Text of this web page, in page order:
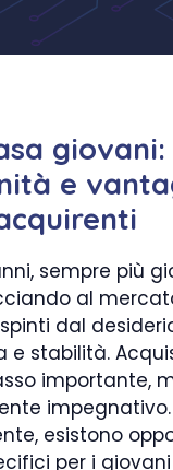
giovani:
e
sempre più
al
dal
e stabilità.
importante,
impegnativo.
esistono
per i